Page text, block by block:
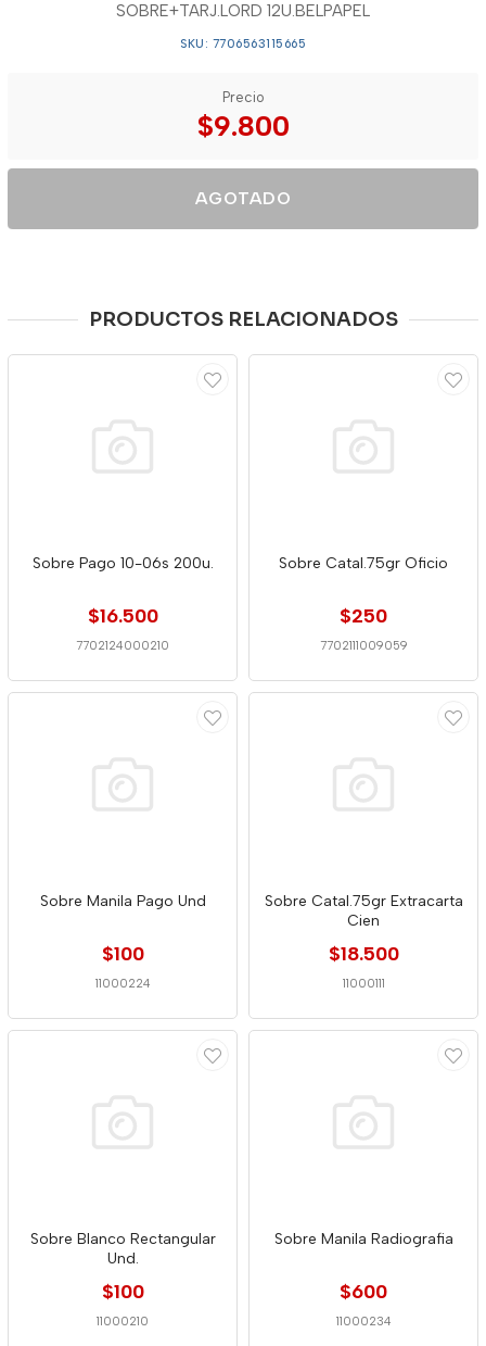
SOBRE+TARJ.LORD 12U.BELPAPEL
SKU: 7706563115665
Precio
$9.800
AGOTADO
PRODUCTOS RELACIONADOS
Sobre Pago 10-06s 200u.
$16.500
7702124000210
Sobre Catal.75gr Oficio
$250
7702111009059
Sobre Manila Pago Und
$100
11000224
Sobre Catal.75gr Extracarta
Cien
$18.500
11000111
Sobre Blanco Rectangular
Und.
$100
11000210
Sobre Manila Radiografia
$600
11000234